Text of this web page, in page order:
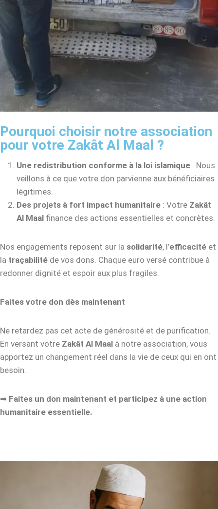
Pourquoi choisir notre association
pour votre Zakât Al Maal ?
Une redistribution conforme à la loi islamique : Nous
veillons à ce que votre don parvienne aux bénéficiaires
légitimes.
Des projets à fort impact humanitaire : Votre Zakât
Al Maal finance des actions essentielles et concrètes.
Nos engagements reposent sur la solidarité, l’efficacité et
la traçabilité de vos dons. Chaque euro versé contribue à
redonner dignité et espoir aux plus fragiles.
Faites votre don dès maintenant
Ne retardez pas cet acte de générosité et de purification.
En versant votre Zakât Al Maal à notre association, vous
apportez un changement réel dans la vie de ceux qui en ont
besoin.
➡ Faites un don maintenant et participez à une action
humanitaire essentielle.